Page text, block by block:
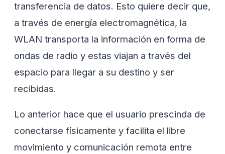
transferencia de datos. Esto quiere decir que,
a través de energía electromagnética, la
WLAN transporta la información en forma de
ondas de radio y estas viajan a través del
espacio para llegar a su destino y ser
recibidas.
Lo anterior hace que el usuario prescinda de
conectarse físicamente y facilita el libre
movimiento y comunicación remota entre